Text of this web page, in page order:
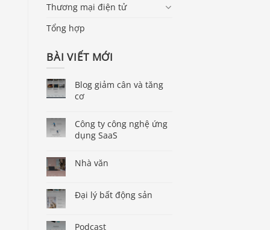
Thương mại điện tử
Tổng hợp
BÀI VIẾT MỚI
Blog giảm cân và tăng
cơ
Công ty công nghệ ứng
dụng SaaS
Nhà văn
Đại lý bất động sản
Podcast